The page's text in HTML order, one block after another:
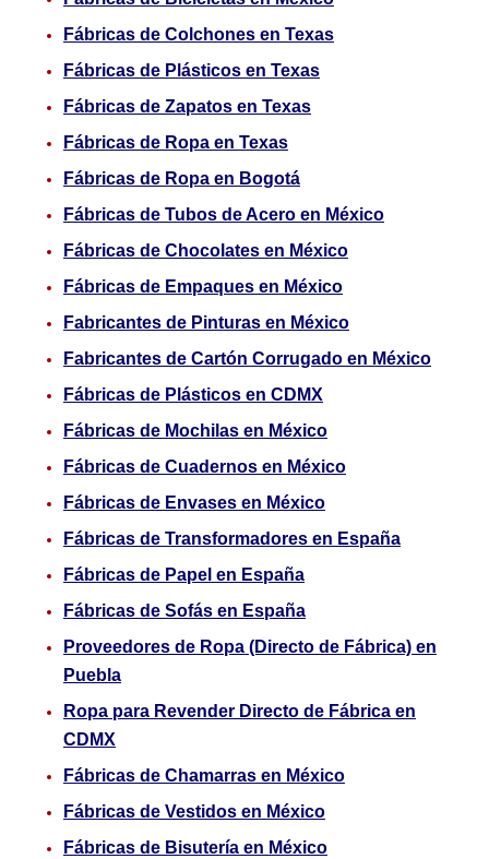
Fábricas de Colchones en Texas
Fábricas de Plásticos en Texas
Fábricas de Zapatos en Texas
Fábricas de Ropa en Texas
Fábricas de Ropa en Bogotá
Fábricas de Tubos de Acero en México
Fábricas de Chocolates en México
Fábricas de Empaques en México
Fabricantes de Pinturas en México
Fabricantes de Cartón Corrugado en México
Fábricas de Plásticos en CDMX
Fábricas de Mochilas en México
Fábricas de Cuadernos en México
Fábricas de Envases en México
Fábricas de Transformadores en España
Fábricas de Papel en España
Fábricas de Sofás en España
Proveedores de Ropa (Directo de Fábrica) en
Puebla
Ropa para Revender Directo de Fábrica en
CDMX
Fábricas de Chamarras en México
Fábricas de Vestidos en México
Fábricas de Bisutería en México